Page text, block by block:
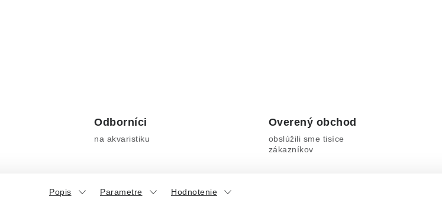
Odborníci
na akvaristiku
Overený obchod
obslúžili sme tisíce
zákazníkov
Popis Parametre Hodnotenie